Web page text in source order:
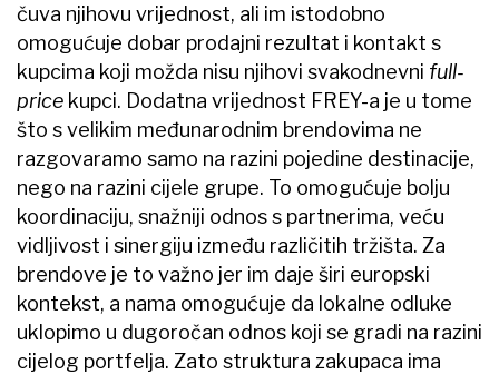
čuva njihovu vrijednost, ali im istodobno
omogućuje dobar prodajni rezultat i kontakt s
kupcima koji možda nisu njihovi svakodnevni full-
price kupci. Dodatna vrijednost FREY-a je u tome
što s velikim međunarodnim brendovima ne
razgovaramo samo na razini pojedine destinacije,
nego na razini cijele grupe. To omogućuje bolju
koordinaciju, snažniji odnos s partnerima, veću
vidljivost i sinergiju između različitih tržišta. Za
brendove je to važno jer im daje širi europski
kontekst, a nama omogućuje da lokalne odluke
uklopimo u dugoročan odnos koji se gradi na razini
cijelog portfelja. Zato struktura zakupaca ima